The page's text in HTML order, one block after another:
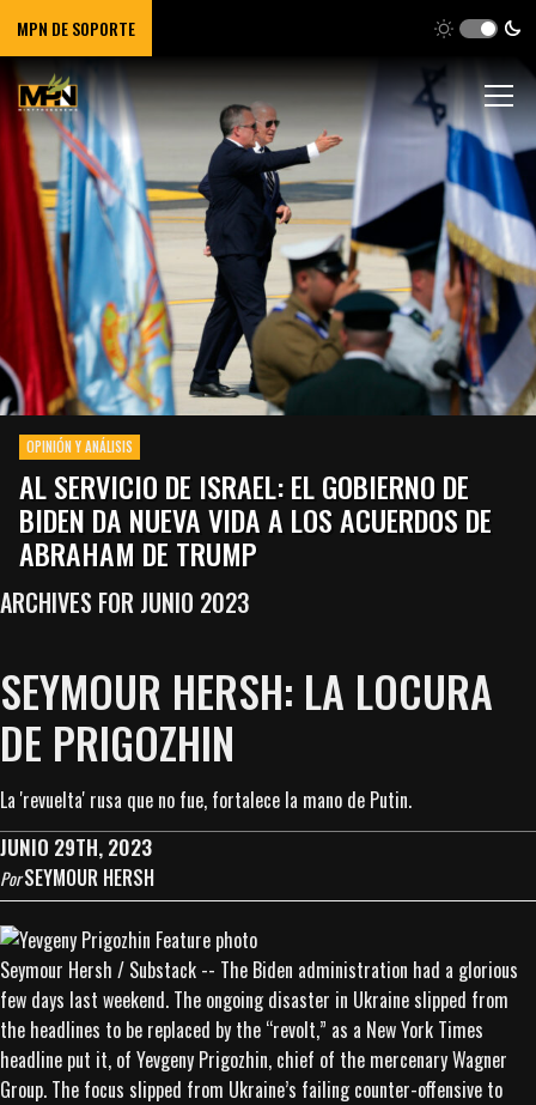
MPN DE SOPORTE
OPINIÓN Y ANÁLISIS
AL SERVICIO DE ISRAEL: EL GOBIERNO DE
BIDEN DA NUEVA VIDA A LOS ACUERDOS DE
ABRAHAM DE TRUMP
ARCHIVES FOR JUNIO 2023
SEYMOUR HERSH: LA LOCURA
DE PRIGOZHIN
La 'revuelta' rusa que no fue, fortalece la mano de Putin.
JUNIO 29TH, 2023
PorSEYMOUR HERSH
Seymour Hersh / Substack -- The Biden administration had a glorious
few days last weekend. The ongoing disaster in Ukraine slipped from
the headlines to be replaced by the “revolt,” as a New York Times
headline put it, of Yevgeny Prigozhin, chief of the mercenary Wagner
Group. The focus slipped from Ukraine’s failing counter-offensive to